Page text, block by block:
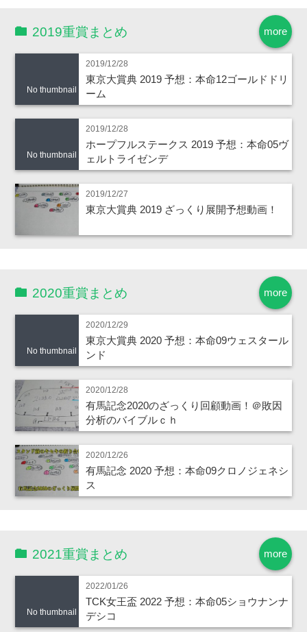
more
2019重賞まとめ
No thumbnail
2019/12/28
東京大賞典 2019 予想：本命12ゴールドドリ
ーム
No thumbnail
2019/12/28
ホープフルステークス 2019 予想：本命05ヴ
ェルトライゼンデ
2019/12/27
東京大賞典 2019 ざっくり展開予想動画！
more
2020重賞まとめ
No thumbnail
2020/12/29
東京大賞典 2020 予想：本命09ウェスタール
ンド
2020/12/28
有馬記念2020のざっくり回顧動画！＠敗因
分析のバイブルｃｈ
2020/12/26
有馬記念 2020 予想：本命09クロノジェネシ
ス
more
2021重賞まとめ
No thumbnail
2022/01/26
TCK女王盃 2022 予想：本命05ショウナンナ
デシコ